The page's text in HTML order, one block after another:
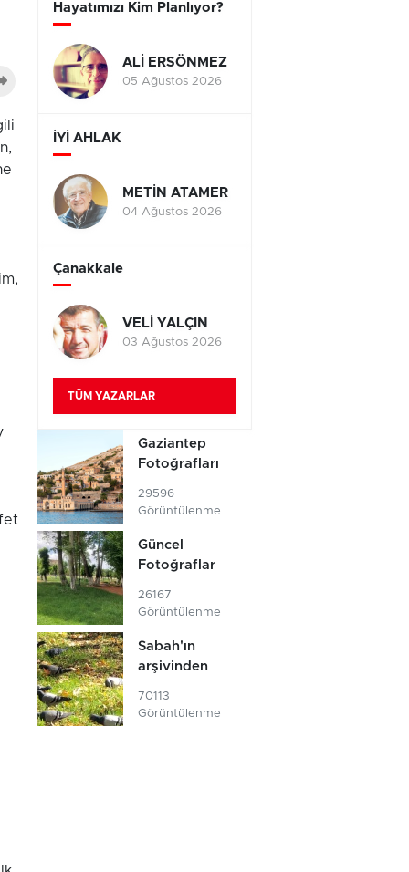
Hayatımızı Kim Planlıyor?
ALİ ERSÖNMEZ
05 Ağustos 2026
İYİ AHLAK
METİN ATAMER
04 Ağustos 2026
Çanakkale
VELİ YALÇIN
03 Ağustos 2026
TÜM YAZARLAR
Gaziantep
Fotoğrafları
29596
Görüntülenme
Güncel
Fotoğraflar
26167
Görüntülenme
Sabah'ın
arşivinden
70113
Görüntülenme